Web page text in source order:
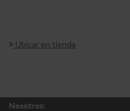
Ubicar en tienda
Nosotros: